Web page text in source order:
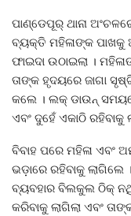
ପାଣ୍ଡେପୂର୍ ଥାନା
ବ୍ୟକ୍ତି ମହିଳାଙ୍କ
ଫାଇଦା ଉଠାଇଲା ।
ତାଙ୍କ ହୃଦୟରେ ଜାଗା
କଲେ । ଲକ୍ ଡାଉନ୍
ଏବଂ ଦୁହେଁ ଏକାଠି ରହିବାକୁ
ବିବାହ ପରେ ମହିଳା ଏବଂ
ଭଡ଼ାରେ ରହିବାକୁ
ବ୍ୟବହାର ବିଲକୁଲ ଠିକ୍
କରିବାକୁ ଲାଗିଲା ଏବଂ